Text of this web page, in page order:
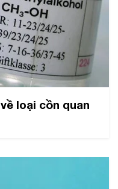
loại cồn quan